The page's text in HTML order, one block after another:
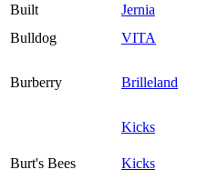
Built
Jernia
Bulldog
VITA
Burberry Brilleland
Kicks
Burt's Bees
Kicks